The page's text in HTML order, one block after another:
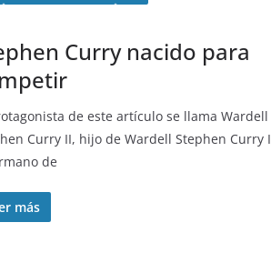
Curry nacido para
de este artículo se llama Wardell
Curry II, hijo de Wardell Stephen Curry I
de
más